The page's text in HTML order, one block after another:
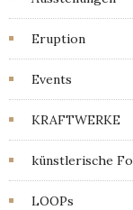
Eruption
Events
KRAFTWERKE
künstlerische
LOOPs